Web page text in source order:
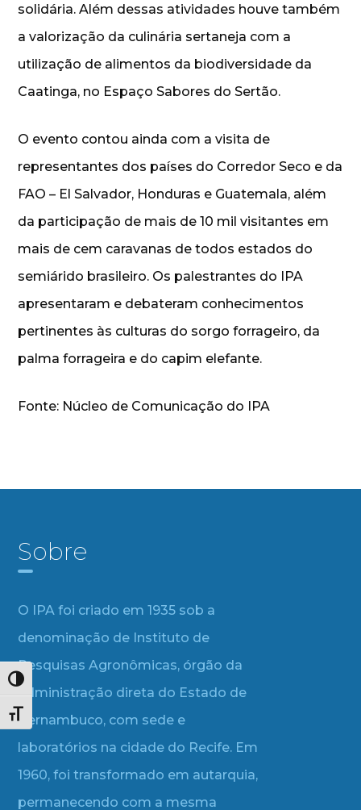
Alternar alto contraste
Alternar tamanho da fonte
solidária. Além dessas atividades houve também
a valorização da culinária sertaneja com a
utilização de alimentos da biodiversidade da
Caatinga, no Espaço Sabores do Sertão.
O evento contou ainda com a visita de
representantes dos países do Corredor Seco e da
FAO – El Salvador, Honduras e Guatemala, além
da participação de mais de 10 mil visitantes em
mais de cem caravanas de todos estados do
semiárido brasileiro. Os palestrantes do IPA
apresentaram e debateram conhecimentos
pertinentes às culturas do sorgo forrageiro, da
palma forrageira e do capim elefante.
Fonte: Núcleo de Comunicação do IPA
Sobre
O IPA foi criado em 1935 sob a
denominação de Instituto de
Pesquisas Agronômicas, órgão da
administração direta do Estado de
Pernambuco, com sede e
laboratórios na cidade do Recife. Em
1960, foi transformado em autarquia,
permanecendo com a mesma